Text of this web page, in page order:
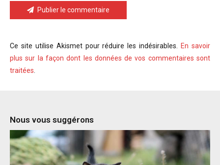
Publier le commentaire
Ce site utilise Akismet pour réduire les indésirables.En savoir
plus sur la façon dont les données de vos commentaires sont
traitées
Nous vous suggérons